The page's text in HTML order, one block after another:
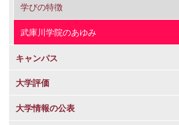
学びの特徴
武庫川学院のあゆみ
キャンパス
大学評価
大学情報の公表